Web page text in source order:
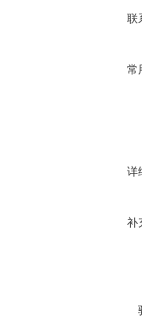
联
常
详
补